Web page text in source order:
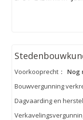
Voorkooprecht :
Nog
Bouwvergunning
Dagvaarding en